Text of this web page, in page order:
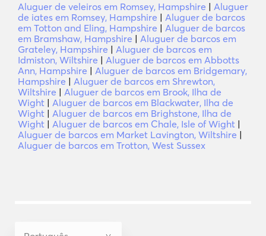
Aluguer de veleiros em Romsey, Hampshire | Aluguer
de iates em Romsey, Hampshire | Aluguer de barcos
em Totton and Eling, Hampshire | Aluguer de barcos
em Bramshaw, Hampshire | Aluguer de barcos em
Grateley, Hampshire | Aluguer de barcos em
Idmiston, Wiltshire | Aluguer de barcos em Abbotts
Ann, Hampshire | Aluguer de barcos em Bridgemary,
Hampshire | Aluguer de barcos em Shrewton,
Wiltshire | Aluguer de barcos em Brook, Ilha de
Wight | Aluguer de barcos em Blackwater, Ilha de
Wight | Aluguer de barcos em Brighstone, Ilha de
Wight | Aluguer de barcos em Chale, Isle of Wight |
Aluguer de barcos em Market Lavington, Wiltshire |
Aluguer de barcos em Trotton, West Sussex